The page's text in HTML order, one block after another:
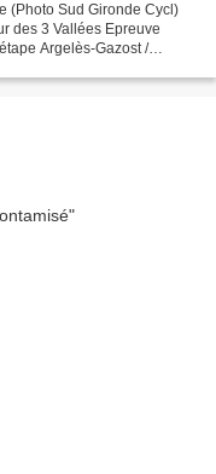
des 3 Vallées Epreuve
Argelès-Gazost /